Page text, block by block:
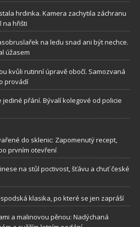
hrdinka. Kamera zachytila záchranu
na hřišti
na ledu snad ani být nechce.
úžasem
kvůli rutinní úpravě obočí. Samozvaná
provádí
jediné přání. Bývalí kolegové od policie
do sklenic: Zapomenutý recept,
prvním otevření
na stůl poctivost, šťávu a chuť české
klasika, po které se jen zapráší
a malinovou pěnou: Nadýchaná